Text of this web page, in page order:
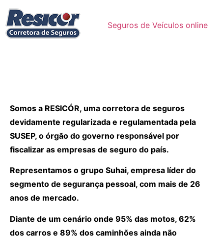
Seguros de Veículos online
Somos a RESICÓR, uma corretora de seguros
devidamente regularizada e regulamentada pela
SUSEP, o órgão do governo responsável por
fiscalizar as empresas de seguro do país.
Representamos o grupo Suhai, empresa líder do
segmento de segurança pessoal, com mais de 26
anos de mercado.
Diante de um cenário onde 95% das motos, 62%
dos carros e 89% dos caminhões ainda não